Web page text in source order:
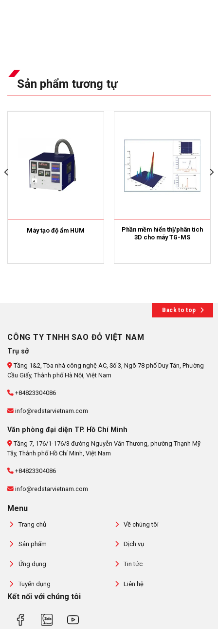
Sản phẩm tương tự
Máy tạo độ ẩm HUM
Phần mềm hiển thị/phân tích
3D cho máy TG-MS
Back to top
CÔNG TY TNHH SAO ĐỎ VIỆT NAM
Trụ sở
Tầng 1&2, Tòa nhà công nghệ AC, Số 3, Ngõ 78 phố Duy Tân, Phường
Cầu Giấy, Thành phố Hà Nội, Việt Nam
+84823304086
info@redstarvietnam.com
Văn phòng đại diện TP. Hồ Chí Minh
Tầng 7, 176/1-176/3 đường Nguyễn Văn Thương, phường Thạnh Mỹ
Tây, Thành phố Hồ Chí Minh, Việt Nam
+84823304086
info@redstarvietnam.com
Menu
Trang chủ Về chúng tôi
Sản phẩm Dịch vụ
Ứng dụng Tin tức
Tuyển dụng Liên hệ
Kết nối với chúng tôi